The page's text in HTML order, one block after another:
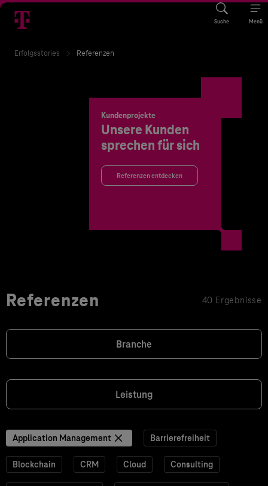
Suche Menü
Erfolgsstories Referenzen
Kundenprojekte
Unsere Kunden
sprechen für sich
Referenzen entdecken
Referenzen 40 Ergebnisse
Branche
Leistung
Application Management Barrierefreiheit
Blockchain CRM Cloud Consulting